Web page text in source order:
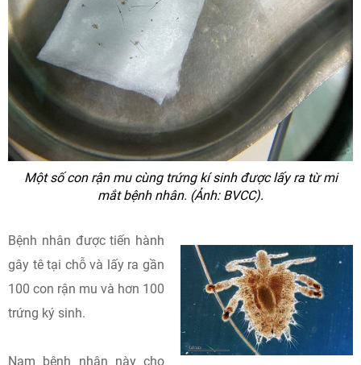
Một số con rận mu cùng trứng kí sinh được lấy ra từ mi
mắt bệnh nhân. (Ảnh: BVCC).
Bệnh nhân được tiến hành
gây tê tại chỗ và lấy ra gần
100 con rận mu và hơn 100
trứng ký sinh.
Nam bệnh nhân này cho